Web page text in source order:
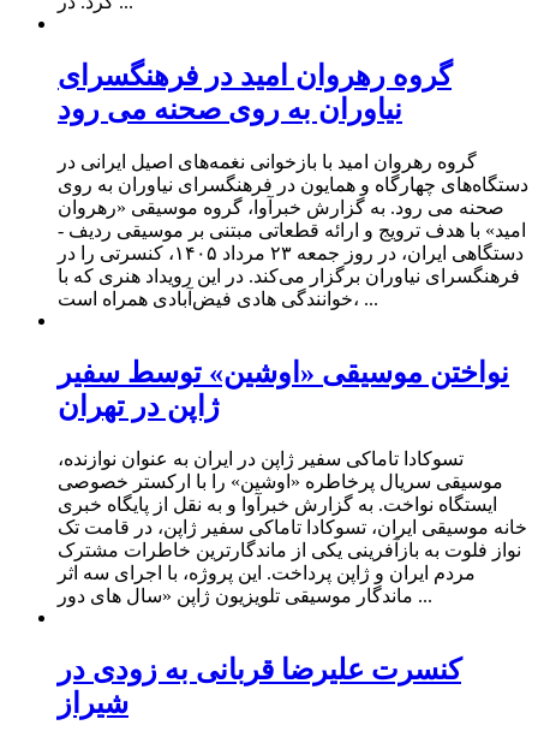
گروه رهروان امید در فرهنگسرای
نیاوران به روی صحنه می رود
گروه رهروان امید با بازخوانی نغمه‌های اصیل ایرانی در
دستگاه‌های چهارگاه و همایون در فرهنگسرای نیاوران به روی
صحنه می رود. به گزارش خبرآوا، گروه موسیقی «رهروان
امید» با هدف ترویج و ارائه قطعاتی مبتنی بر موسیقی ردیف -
دستگاهی ایران، در روز جمعه ۲۳ مرداد ۱۴۰۵، کنسرتی را در
فرهنگسرای نیاوران برگزار می‌کند. در این رویداد هنری که با
خوانندگی هادی فیض‌آبادی همراه است، ...
نواختن موسیقی «اوشین» توسط سفیر
ژاپن در تهران
تسوکادا تاماکی سفیر ژاپن در ایران به عنوان نوازنده،
موسیقی سریال پرخاطره «اوشین» را با ارکستر خصوصی
ایستگاه نواخت. به گزارش خبرآوا و به نقل از پایگاه خبری
خانه موسیقی ایران، تسوکادا تاماکی سفیر ژاپن، در قامت تک
نواز فلوت به بازآفرینی یکی از ماندگارترین خاطرات مشترک
مردم ایران و ژاپن پرداخت. این پروژه، با اجرای سه اثر
ماندگار موسیقی تلویزیون ژاپن «سال های دور ...
کنسرت علیرضا قربانی به زودی در
شیراز